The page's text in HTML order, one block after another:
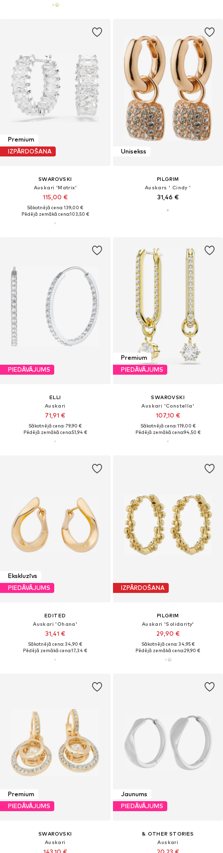
Premium
IZPĀRDOŠANA
SWAROVSKI
Auskari 'Matrix'
115,00 €
Sākotnējā cena: 139,00 €
Pēdējā zemākā cena:103,50 €
Unisekss
PILGRIM
Auskars ' Cindy '
31,46 €
PIEDĀVĀJUMS
ELLI
Auskari
71,91 €
Sākotnējā cena: 79,90 €
Pēdējā zemākā cena:51,94 €
Premium
PIEDĀVĀJUMS
SWAROVSKI
Auskari 'Constella'
107,10 €
Sākotnējā cena: 119,00 €
Pēdējā zemākā cena:94,50 €
Ekskluzīvs
PIEDĀVĀJUMS
EDITED
Auskari 'Ohana'
31,41 €
Sākotnējā cena: 34,90 €
Pēdējā zemākā cena:17,34 €
IZPĀRDOŠANA
PILGRIM
Auskari 'Solidarity'
29,90 €
Sākotnējā cena: 34,95 €
Pēdējā zemākā cena:29,90 €
Premium
PIEDĀVĀJUMS
SWAROVSKI
Auskari
Jaunums
PIEDĀVĀJUMS
& OTHER STORIES
Auskari